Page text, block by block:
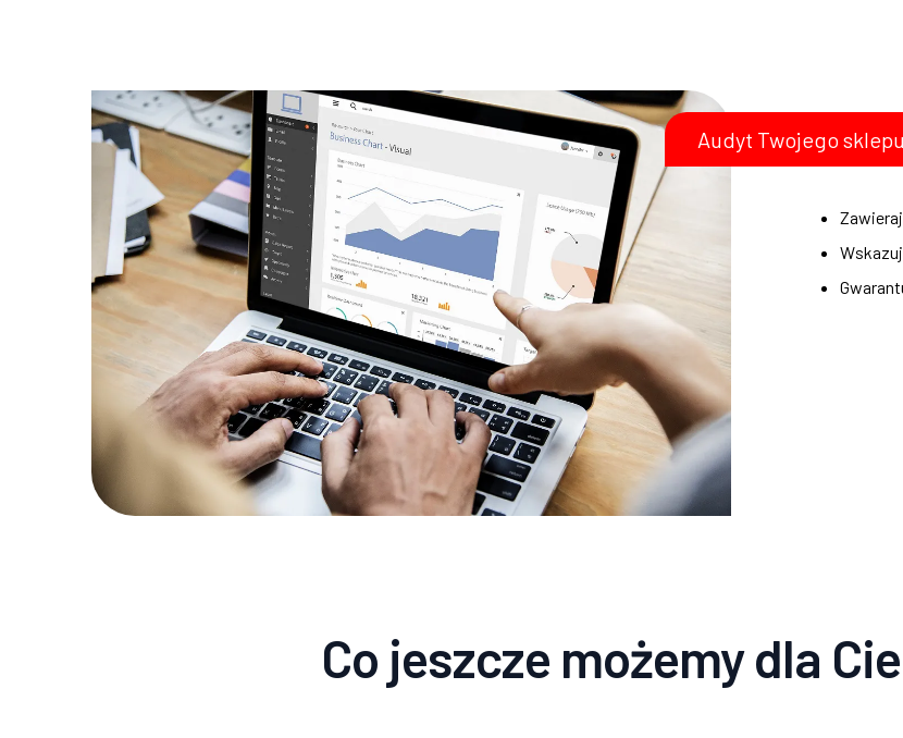
Audyt Twojego sklepu
Co jeszcze możemy dla